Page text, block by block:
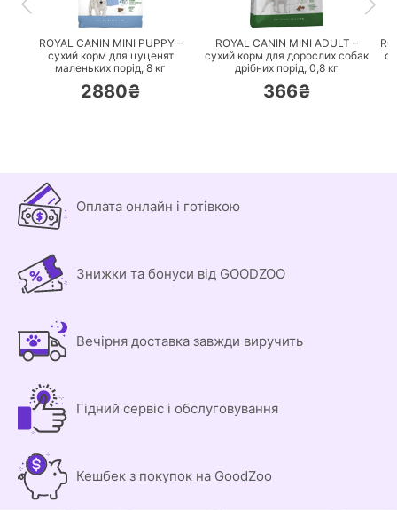
ПЕРЕЙТИ
ROYAL CANIN MINI PUPPY –
сухий корм для цуценят
маленьких порід, 8 кг
2880₴
ПЕРЕЙТИ
ROYAL CANIN MINI ADULT –
сухий корм для дорослих собак
дрібних порід, 0,8 кг
366₴
Оплата онлайн і готівкою
Знижки та бонуси від GOODZOO
Вечірня доставка завжди виручить
Гідний сервіс і обслуговування
Кешбек з покупок на GoodZoo